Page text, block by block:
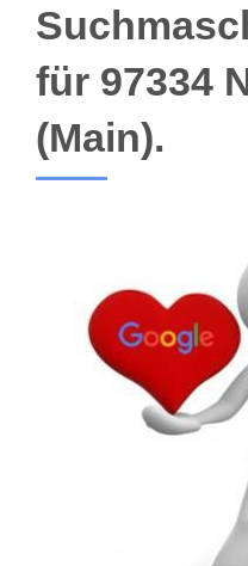
für 97334
(Main).